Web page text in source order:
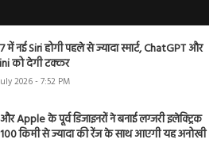
में नई Siri होगी पहले से ज्यादा स्मार्ट, ChatGPT और
को देगी टक्कर
2026 - 7:52 PM
Apple के पूर्व डिजाइनरों ने बनाई लग्जरी इलेक्ट्रिक
किमी से ज्यादा की रेंज के साथ आएगी यह अनोखी